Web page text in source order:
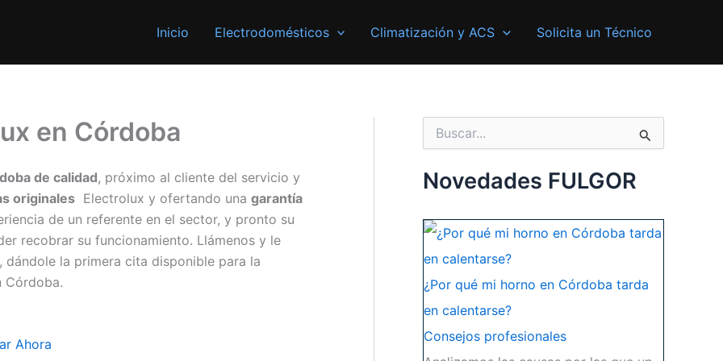
Inicio Electrodomésticos Climatización y ACS Solicita un Técnico
en Córdoba
de calidad, próximo al cliente del servicio y
originales Electrolux y ofertando una garantía
de un referente en el sector, y pronto su
recobrar su funcionamiento. Llámenos y le
la primera cita disponible para la
Córdoba.
Ahora
c
a
p
o
Novedades FULGOR
¿Por qué mi horno en Córdoba tarda
en calentarse?
Consejos profesionales